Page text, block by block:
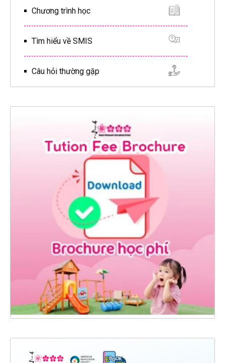
Chương trình học
Tìm hiểu về SMIS
Câu hỏi thường gặp